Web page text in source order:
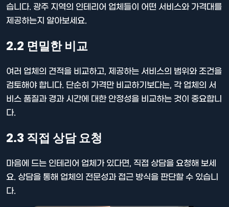
습니다. 광주 지역의 인테리어 업체들이 어떤 서비스와 가격대를
제공하는지 알아보세요.
2.2 면밀한 비교
여러 업체의 견적을 비교하고, 제공하는 서비스의 범위와 조건을
검토해야 합니다. 단순히 가격만 비교하기보다는, 각 업체의 서
비스 품질과 경과 시간에 대한 안정성을 비교하는 것이 중요합니
다.
2.3 직접 상담 요청
마음에 드는 인테리어 업체가 있다면, 직접 상담을 요청해 보세
요. 상담을 통해 업체의 전문성과 접근 방식을 판단할 수 있습니
다.